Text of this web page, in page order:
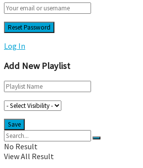
Log In
Add New Playlist
No Result
View All Result